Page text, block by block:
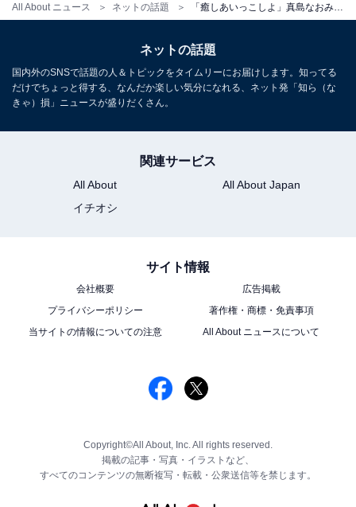
All About ニュース ネットの話題
ネットの話題
国内外のSNSで話題の人＆トピックをタイムリーにお届けします。知ってる
だけでちょっと得する、なんだか楽しい気分になれる、ネット発「知ら（な
きゃ）損」ニュースが盛りだくさん。
関連サービス
All About
All About Japan
イチオシ
サイト情報
会社概要
広告掲載
プライバシーポリシー
著作権・商標・免責事項
当サイトの情報についての注意
All About ニュースについて
Copyright©All About, Inc. All rights reserved.
掲載の記事・写真・イラストなど、
すべてのコンテンツの無断複写・転載・公衆送信等を禁じます。